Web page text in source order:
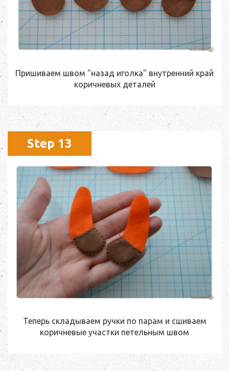
Пришиваем швом "назад иголка" внутренний край
коричневых деталей
Step 13
Теперь складываем ручки по парам и сшиваем
коричневые участки петельным швом